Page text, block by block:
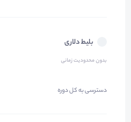
بلیط دلاری
بدون محدودیت زمانی
دسترسی به کل دوره